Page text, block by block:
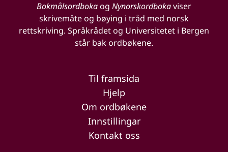
Bokmålsordbokaog Nynorskordbokaviser
skrivemåte og bøying i tråd med norsk
rettskriving. Språkrådet og Universitetet i Bergen
står bak ordbøkene.
Til framsida
Hjelp
Om ordbøkene
Innstillingar
Kontakt oss